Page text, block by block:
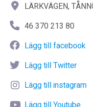
LÄRKVÄGEN,
46 370 213 80
Lägg till facebook
Lägg till Twitter
Lägg till instagram